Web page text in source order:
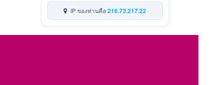
IP ของท่านคือ216.73.217.22